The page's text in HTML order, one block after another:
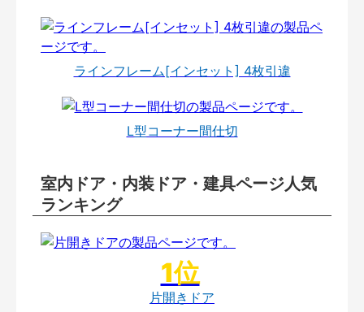
ラインフレーム[インセット] 4枚引違
L型コーナー間仕切
室内ドア・内装ドア・建具ページ人気
ランキング
片開きドア